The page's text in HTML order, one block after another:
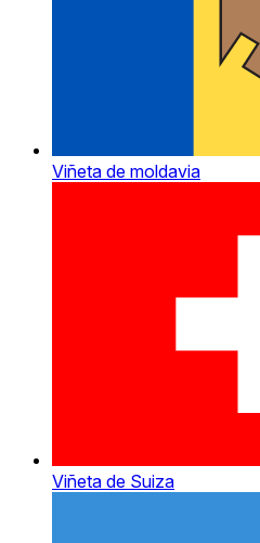
Viñeta de moldavia
Viñeta de Suiza